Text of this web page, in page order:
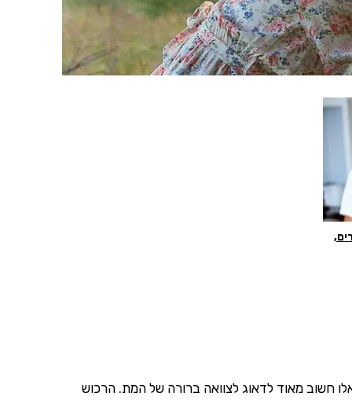
חשוב מאוד לדאוג לצוואה ברורה של המת. הרכוש